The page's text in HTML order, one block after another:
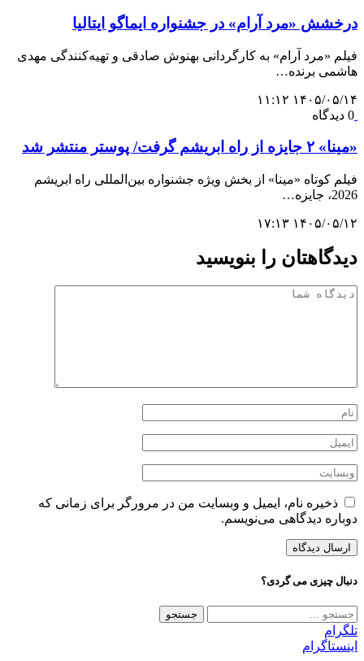
درخشش «مرد آرام» در جشنواره ایماگو ایتالیا
فیلم «مرد آرام» به کارگردانی بهنوش صادقی و تهیه‌کنندگی مهدی
هاشمی برنده…
۱۴۰۵/۰۵/۱۴ ۱۱:۱۲
0 دیدگاه
«مینا» ۲ جایزه از راه ابریشم گرفت/ پوستر منتشر شد
فیلم کوتاه «مینا» از بخش ویژه جشنواره بین‌المللی راه ابریشم
2026، جایزه…
۱۴۰۵/۰۵/۱۲ ۱۷:۱۳
دیدگاهتان را بنویسید
ذخیره نام، ایمیل و وبسایت من در مرورگر برای زمانی که
دوباره دیدگاهی می‌نویسم.
دنبال چیزی می گردی؟
جستجو
برای:
تلگرام
اینستاگرام